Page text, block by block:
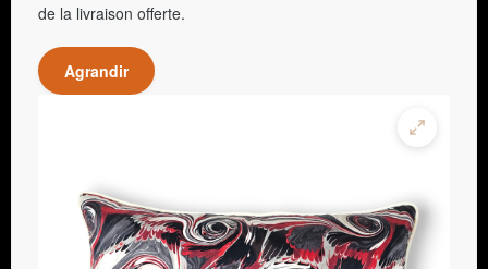
de la livraison offerte.
Agrandir